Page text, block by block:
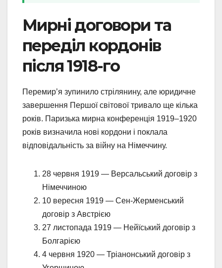
Мирні договори та
переділ кордонів
після 1918-го
Перемир’я зупинило стрілянину, але юридичне
завершення Першої світової тривало ще кілька
років. Паризька мирна конференція 1919–1920
років визначила нові кордони і поклала
відповідальність за війну на Німеччину.
28 червня 1919 — Версальський договір з
Німеччиною
10 вересня 1919 — Сен-Жерменський
договір з Австрією
27 листопада 1919 — Нейїський договір з
Болгарією
4 червня 1920 — Тріанонський договір з